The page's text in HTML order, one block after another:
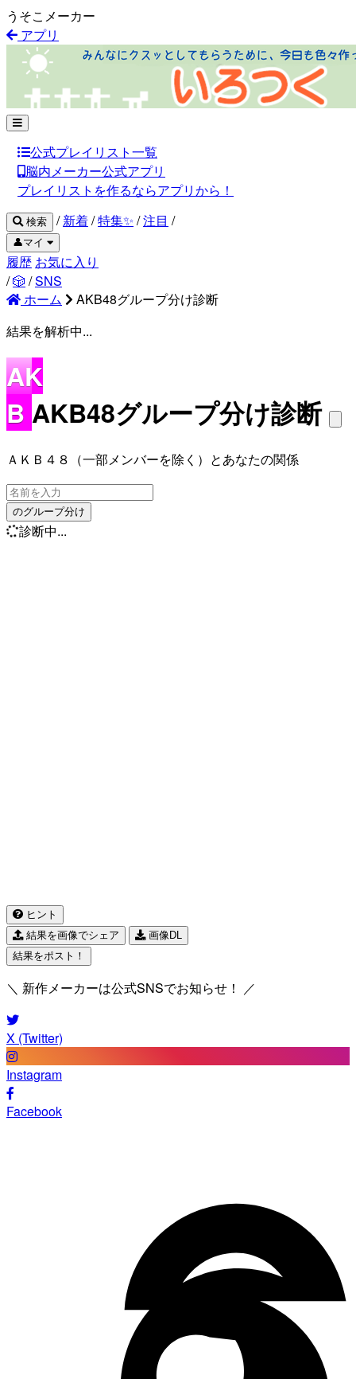
うそこメーカー
アプリ
公式プレイリスト一覧
脳内メーカー公式アプリ
プレイリストを作るならアプリから！
検索 / 新着/特集✨ /注目 /
👤マイ
履歴 お気に入り
/🎲 /SNS
ホーム
AKB48グループ分け診断
結果を解析中...
AK
B AKB48グループ分け診断
ＡＫＢ４８（一部メンバーを除く）とあなたの関係
のグループ分け
診断中...
ヒント
結果を画像でシェア
画像DL
結果をポスト！
＼ 新作メーカーは公式SNSでお知らせ！ ／
X (Twitter)
Instagram
Facebook